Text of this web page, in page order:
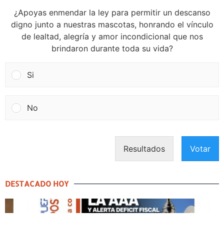
¿Apoyas enmendar la ley para permitir un descanso
digno junto a nuestras mascotas, honrando el vínculo
de lealtad, alegría y amor incondicional que nos
brindaron durante toda su vida?
Si
No
Resultados Votar
DESTACADO HOY